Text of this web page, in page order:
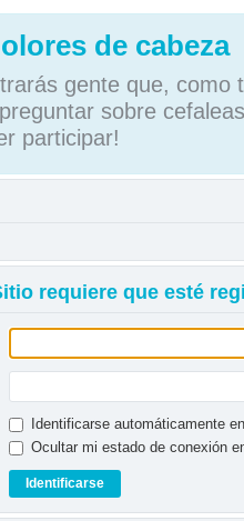
de cabeza
gente que, como
sobre
participar!
requiere que esté
Identificarse automáticamente
Ocultar mi estado de conexión